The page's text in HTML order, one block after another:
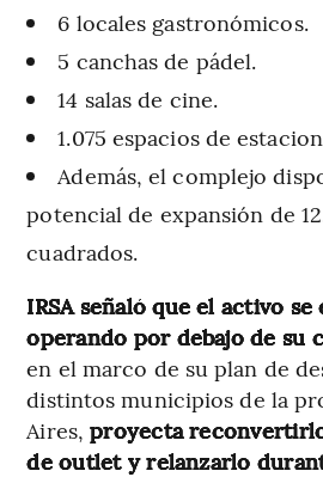
6 locales gastronómicos.
5 canchas de pádel.
14 salas de cine.
1.075 espacios de
Además, el complejo
potencial de expansión de
cuadrados.
IRSA señaló que el activo
operando por debajo de su
en el marco de su plan de
distintos municipios de la
Aires,proyecta
de outlet y relanzarlo